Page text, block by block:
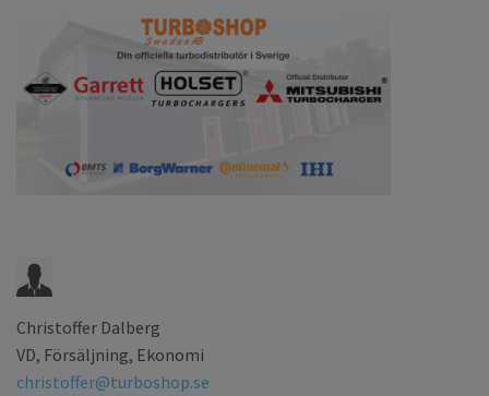
Christoffer Dalberg
VD, Försäljning, Ekonomi
christoffer@turboshop.se